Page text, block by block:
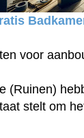
voor
(Ruinen)
stelt om